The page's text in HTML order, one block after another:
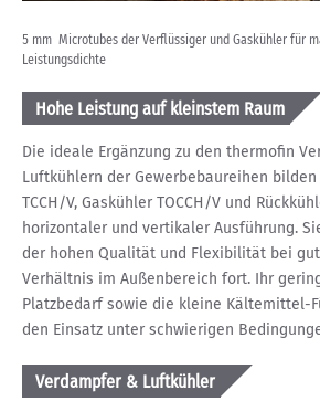
5 mm Microtubes der Verflüssiger und Gaskühler für
Leistungsdichte
Hohe Leistung auf kleinstem Raum
Die ideale Ergänzung zu den thermofin
Luftkühlern der Gewerbebaureihen
TCCH/V, Gaskühler TOCCH/V und
horizontaler und vertikaler Ausführung.
der hohen Qualität und Flexibilität bei
Verhältnis im Außenbereich fort. Ihr
Platzbedarf sowie die kleine Kältemittel-
den Einsatz unter schwierigen
Verdampfer & Luftkühler